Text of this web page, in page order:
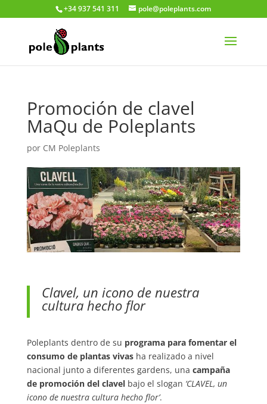
+34 937 541 311 pole@poleplants.com
Promoción de clavel
MaQu de Poleplants
por CM Poleplants
Clavel, un icono de nuestra
cultura hecho flor
Poleplants dentro de su programa para fomentar el
consumo de plantas vivasha realizado a nivel
nacional junto a diferentes gardens, una campaña
de promoción del clavelbajo el slogan ‘CLAVEL, un
icono de nuestra cultura hecho flor’.